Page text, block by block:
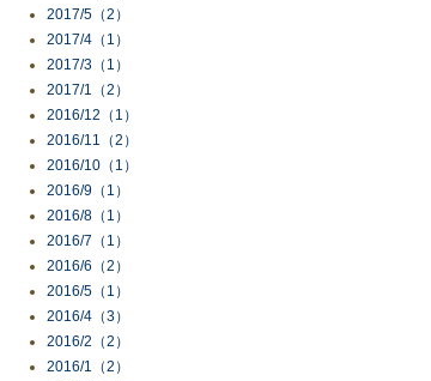
2017/5（2）
2017/4（1）
2017/3（1）
2017/1（2）
2016/12（1）
2016/11（2）
2016/10（1）
2016/9（1）
2016/8（1）
2016/7（1）
2016/6（2）
2016/5（1）
2016/4（3）
2016/2（2）
2016/1（2）